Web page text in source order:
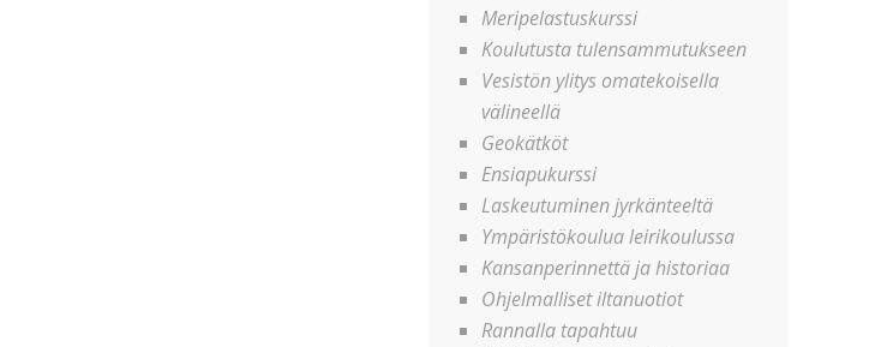
Meripelastuskurssi
Koulutusta tulensammutukseen
Vesistön ylitys omatekoisella
välineellä
Geokätköt
Ensiapukurssi
Laskeutuminen jyrkänteeltä
Ympäristökoulua leirikoulussa
Kansanperinnettä ja historiaa
Ohjelmalliset iltanuotiot
Rannalla tapahtuu